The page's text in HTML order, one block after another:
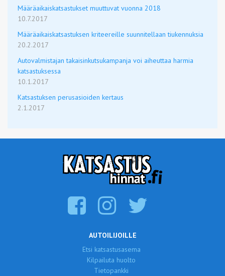
Määräaikaiskatsastukset muuttuvat vuonna 2018
10.7.2017
Määräaikaiskatsastuksen kriteereille suunnitellaan tiukennuksia
20.2.2017
Autovalmistajan takaisinkutsukampanja voi aiheuttaa harmia
katsastuksessa
10.1.2017
Katsastuksen perusasioiden kertaus
2.1.2017
AUTOILIJOILLE
Etsi katsastusasema
Kilpailuta huolto
Tietopankki